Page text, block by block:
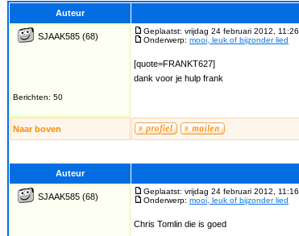
Auteur
SJAAK585 (68)
Berichten: 50
Geplaatst: vrijdag 24 februari 2012, 11:26
Onderwerp: mooi, leuk of bijzonder lied
[quote=FRANKT627]
dank voor je hulp frank
Naar boven
Auteur
SJAAK585 (68)
Geplaatst: vrijdag 24 februari 2012, 11:16
Onderwerp: mooi, leuk of bijzonder lied
Chris Tomlin die is goed